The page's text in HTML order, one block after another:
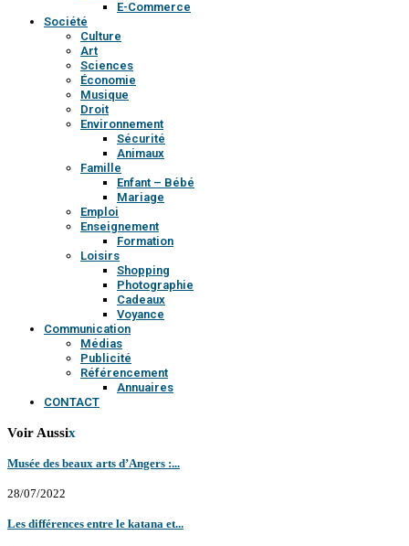
E-Commerce
Société
Culture
Art
Sciences
Économie
Musique
Droit
Environnement
Sécurité
Animaux
Famille
Enfant – Bébé
Mariage
Emploi
Enseignement
Formation
Loisirs
Shopping
Photographie
Cadeaux
Voyance
Communication
Médias
Publicité
Référencement
Annuaires
CONTACT
Voir Aussix
Musée des beaux arts d’Angers :...
28/07/2022
Les différences entre le katana et...